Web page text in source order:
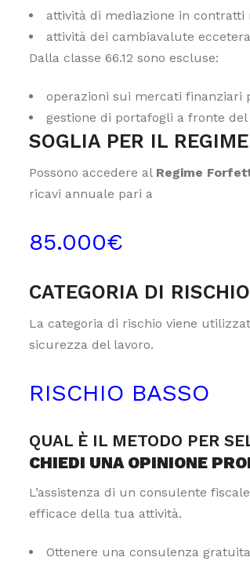
attività di mediazione in contratti
attività dei cambiavalute eccetera
Dalla classe 66.12 sono escluse:
operazioni sui mercati finanziari
gestione di portafogli a fronte
SOGLIA PER IL
Possono accedere al Regime
ricavi annuale pari a
85.000€
CATEGORIA DI RISCHIO
La categoria di rischio viene
sicurezza del lavoro.
RISCHIO BASSO
QUAL È IL METODO PER
CHIEDI UNA OPINIONE
L’assistenza di un consulente
efficace della tua attività.
Ottenere una consulenza